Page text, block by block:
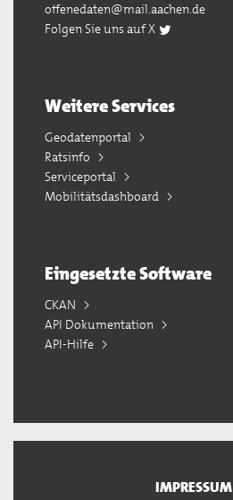
offenedaten@mail.aachen.de
Folgen Sie uns auf X
Weitere Services
Geodatenportal
Ratsinfo
Serviceportal
Mobilitätsdashboard
Eingesetzte Software
CKAN
API Dokumentation
API-Hilfe
IMPRESSUM